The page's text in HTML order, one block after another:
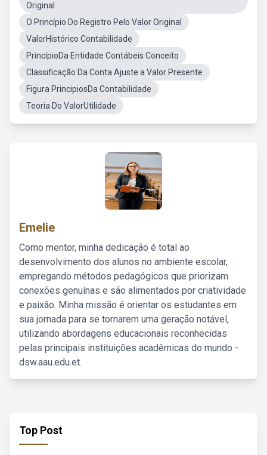
Original
O Princípio Do Registro Pelo Valor Original
ValorHistórico Contabilidade
PrincípioDa Entidade Contábeis Conceito
Classificação Da Conta Ajuste a Valor Presente
Figura PrincipiosDa Contabilidade
Teoria Do ValorUtilidade
Emelie
Como mentor, minha dedicação é total ao
desenvolvimento dos alunos no ambiente escolar,
empregando métodos pedagógicos que priorizam
conexões genuínas e são alimentados por criatividade
e paixão. Minha missão é orientar os estudantes em
sua jornada para se tornarem uma geração notável,
utilizando abordagens educacionais reconhecidas
pelas principais instituições acadêmicas do mundo -
dsw.aau.edu.et.
Top Post